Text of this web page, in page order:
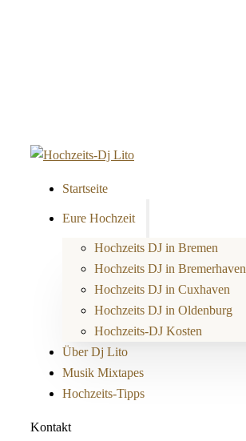
Startseite
Eure Hochzeit
Hochzeits DJ in Bremen
Hochzeits DJ in Bremerhaven
Hochzeits DJ in Cuxhaven
Hochzeits DJ in Oldenburg
Hochzeits-DJ Kosten
Über Dj Lito
Musik Mixtapes
Hochzeits-Tipps
Kontakt